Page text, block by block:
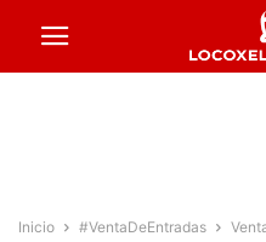
Inicio #VentaDeEntradas